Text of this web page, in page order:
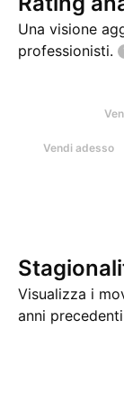
Una visione
professionisti.
Vendi adesso
Visualizza i
anni